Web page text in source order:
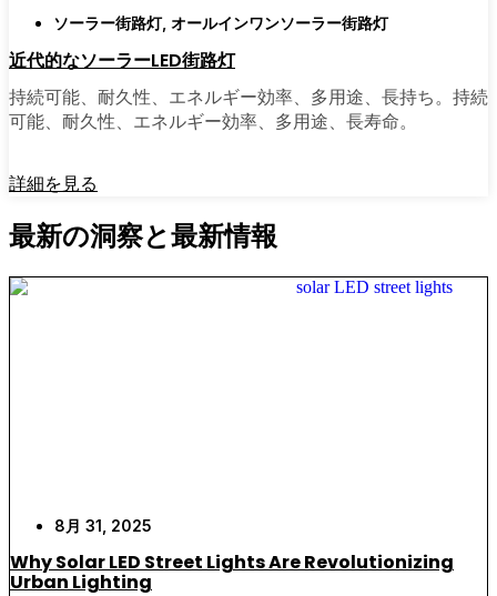
ソーラー街路灯, オールインワンソーラー街路灯
近代的なソーラーLED街路灯
持続可能、耐久性、エネルギー効率、多用途、長持ち。持続
可能、耐久性、エネルギー効率、多用途、長寿命。
詳細を見る
最新の洞察と最新情報
8月 31, 2025
Why Solar LED Street Lights Are Revolutionizing
Urban Lighting